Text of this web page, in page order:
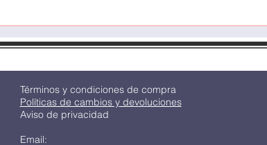
Términos y condiciones de compra
Políticas de cambios y devoluciones
Aviso de privacidad
Email: